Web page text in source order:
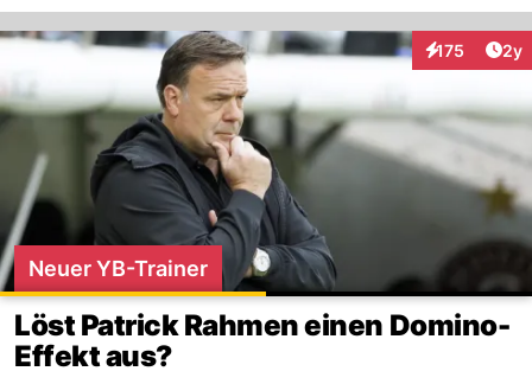
175
Interaktionen
2y
Neuer YB-Trainer
Löst Patrick Rahmen einen Domino-
Effekt aus?